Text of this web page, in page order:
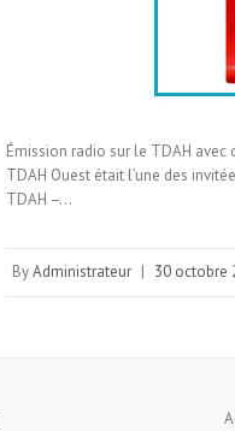
Émission radio sur le TDAH avec
TDAH Ouest était l’une des
TDAH –…
ByAdministrateur | 30 octobre